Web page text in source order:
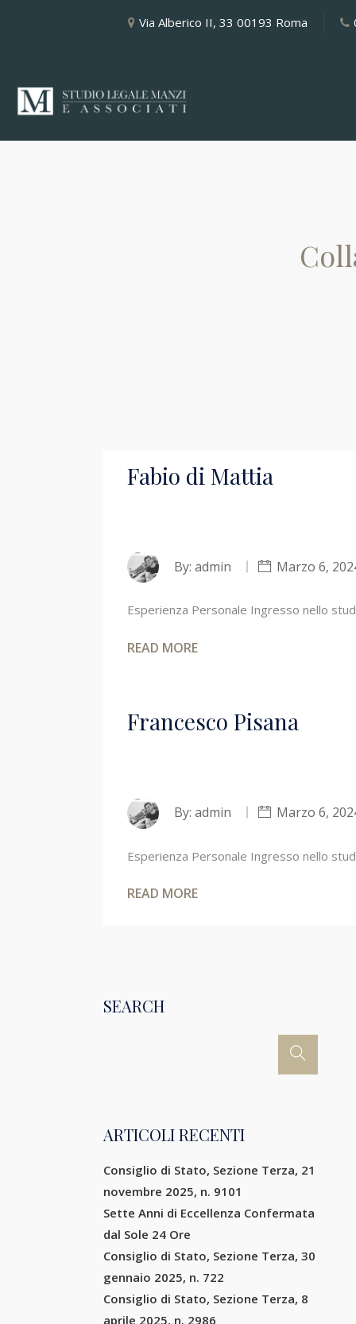
Via Alberico II, 33 00193 Roma
Fabio di Mattia
By: admin Marzo 6,
Esperienza Personale Ingresso nello
READ MORE
Francesco Pisana
By: admin Marzo 6,
Esperienza Personale Ingresso nello
READ MORE
SEARCH
ARTICOLI RECENTI
Consiglio di Stato, Sezione Terza, 21
novembre 2025, n. 9101
Sette Anni di Eccellenza Confermata
dal Sole 24 Ore
Consiglio di Stato, Sezione Terza, 30
gennaio 2025, n. 722
Consiglio di Stato, Sezione Terza, 8
aprile 2025, n. 2986